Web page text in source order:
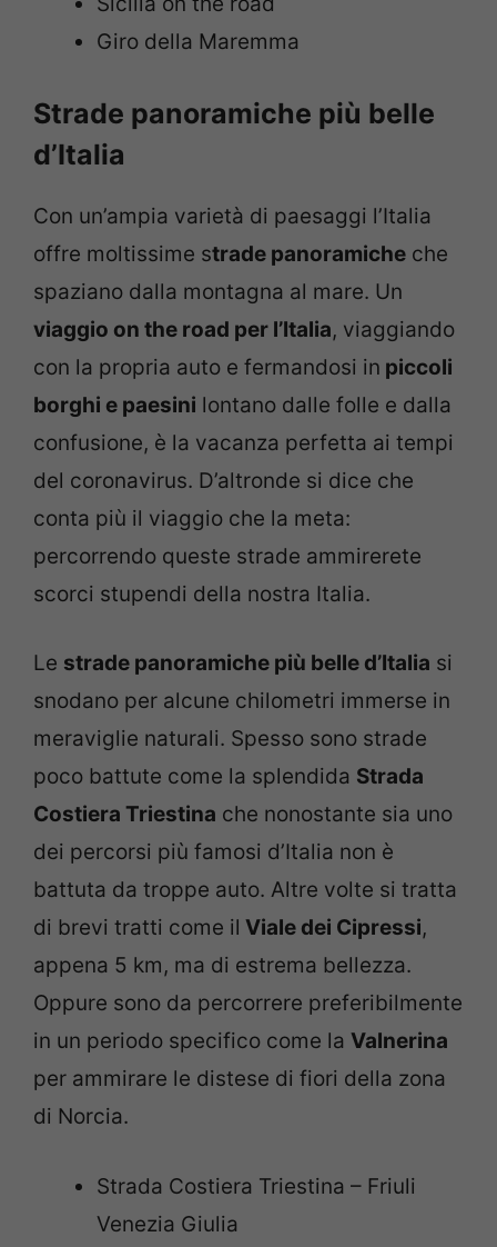
Giro della Maremma
Strade panoramiche più belle
d’Italia
Con un’ampia varietà di paesaggi l’Italia
offre moltissime strade panoramiche che
spaziano dalla montagna al mare. Un
viaggio on the road per l’Italia, viaggiando
con la propria auto e fermandosi in piccoli
borghi e paesini lontano dalle folle e dalla
confusione, è la vacanza perfetta ai tempi
del coronavirus. D’altronde si dice che
conta più il viaggio che la meta:
percorrendo queste strade ammirerete
scorci stupendi della nostra Italia.
Le strade panoramiche più belle d’Italia si
snodano per alcune chilometri immerse in
meraviglie naturali. Spesso sono strade
poco battute come la splendida Strada
Costiera Triestina che nonostante sia uno
dei percorsi più famosi d’Italia non è
battuta da troppe auto. Altre volte si tratta
di brevi tratti come il Viale dei Cipressi,
appena 5 km, ma di estrema bellezza.
Oppure sono da percorrere preferibilmente
in un periodo specifico come la Valnerina
per ammirare le distese di fiori della zona
di Norcia.
Strada Costiera Triestina – Friuli
Venezia Giulia